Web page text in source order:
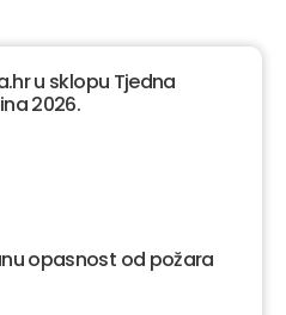
u sklopu Tjedna
2026.
opasnost od požara